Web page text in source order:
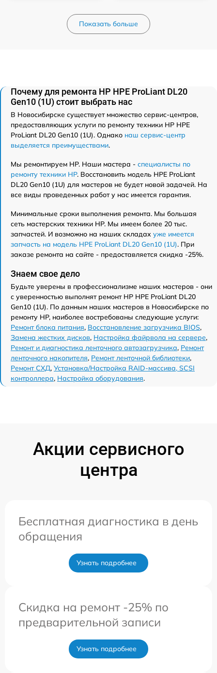
Показать больше
Почему для ремонта HP HPE ProLiant DL20
Gen10 (1U) стоит выбрать нас
В Новосибирске существует множество сервис-центров,
предоставляющих услуги по ремонту техники HP HPE
ProLiant DL20 Gen10 (1U). Однако наш сервис-центр
выделяется преимуществами.
Мы ремонтируем HP. Наши мастера - специалисты по
ремонту техники HP. Восстановить модель HPE ProLiant
DL20 Gen10 (1U) для мастеров не будет новой задачей. На
все виды проведенных работ у нас имеется гарантия.
Минимальные сроки выполнения ремонта. Мы большая
сеть мастерских техники HP. Мы имеем более 20 тыс.
запчастей. И возможно на наших складах уже имеется
запчасть на модель HPE ProLiant DL20 Gen10 (1U). При
заказе ремонта на сайте - предоставляется скидка -25%.
Знаем свое дело
Будьте уверены в профессионализме наших мастеров - они
с уверенностью выполнят ремонт HP HPE ProLiant DL20
Gen10 (1U). По данным наших мастеров в Новосибирске по
ремонту HP, наиболее востребованы следующие услуги:
Ремонт блока питания, Восстановление загрузчика BIOS,
Замена жестких дисков, Настройка файрвола на сервере,
Ремонт и диагностика ленточного автозагрузчика, Ремонт
ленточного накопителя, Ремонт ленточной библиотеки,
Ремонт СХД, Установка/Настройка RAID-массива, SCSI
контроллера, Настройка оборудования.
Акции сервисного
центра
Бесплатная диагностика в день
обращения
Узнать подробнее
Скидка на ремонт -25% по
предварительной записи
Узнать подробнее